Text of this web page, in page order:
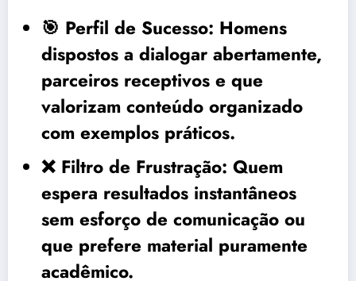
🎯 Perfil de Sucesso: Homens
dispostos a dialogar abertamente,
parceiros receptivos e que
valorizam conteúdo organizado
com exemplos práticos.
❌ Filtro de Frustração: Quem
espera resultados instantâneos
sem esforço de comunicação ou
que prefere material puramente
acadêmico.